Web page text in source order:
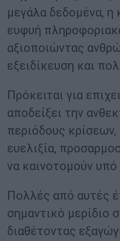
μεγάλα δεδομένα, η
ευφυή
αξιοποιώντας
εξειδίκευση και
Πρόκειται για
αποδείξει την
περιόδους κρίσεων,
ευελιξία,
να καινοτομούν
Πολλές από αυτές
σημαντικό μερίδιο
διαθέτοντας